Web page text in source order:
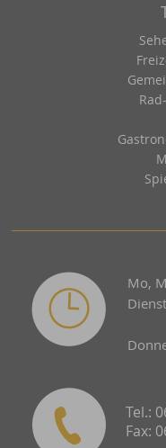
Mo,
Tel.:
Fax: